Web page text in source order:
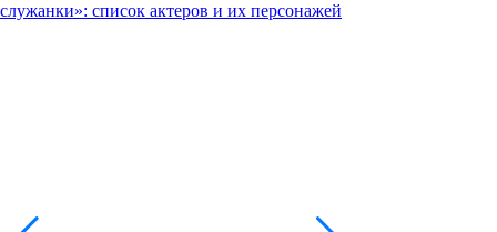
служанки»: список актеров и их персонажей